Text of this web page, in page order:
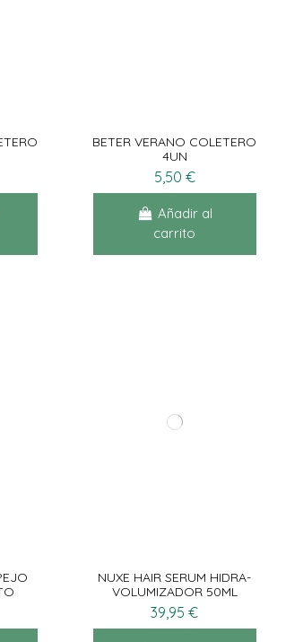
BETER VERANO COLETERO
4UN
5,50 €
Añadir al
carrito
NUXE HAIR SERUM HIDRA-
VOLUMIZADOR 50ML
39,95 €